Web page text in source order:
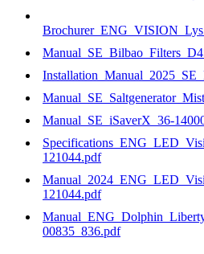
Manual_SE_iSaverX_36-
121044.pdf
121044.pdf
00835_836.pdf